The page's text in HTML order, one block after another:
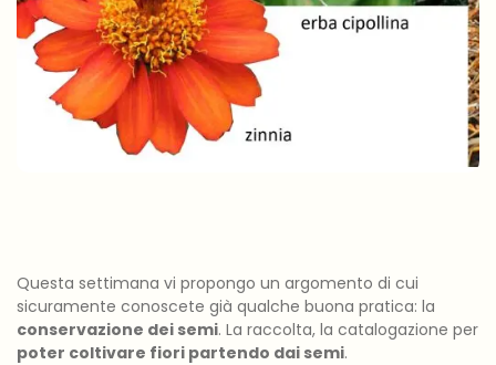
Questa settimana vi propongo un argomento di cui
sicuramente conoscete già qualche buona pratica: la
conservazione dei semi. La raccolta, la catalogazione per
poter coltivare fiori partendo dai semi.